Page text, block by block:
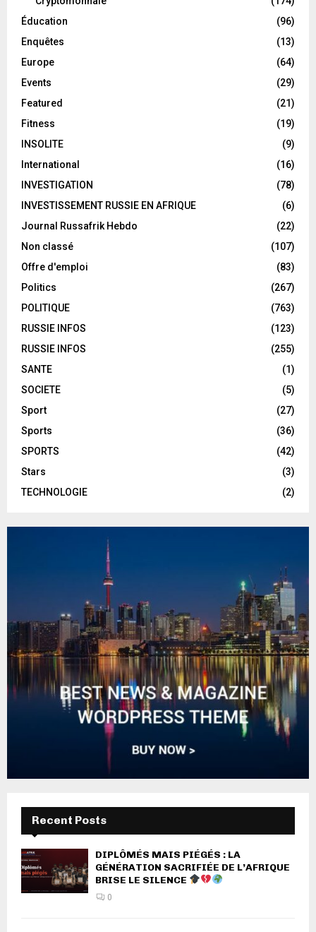
Éducation
(96)
Enquêtes
(13)
Europe
(64)
Events
(29)
Featured
(21)
Fitness
(19)
INSOLITE
(9)
International
(16)
INVESTIGATION
(78)
INVESTISSEMENT RUSSIE EN AFRIQUE
(6)
Journal Russafrik Hebdo
(22)
Non classé
(107)
Offre d'emploi
(83)
Politics
(267)
POLITIQUE
(763)
RUSSIE INFOS
(123)
RUSSIE INFOS
(255)
SANTE
(1)
SOCIETE
(5)
Sport
(27)
Sports
(36)
SPORTS
(42)
Stars
(3)
TECHNOLOGIE
(2)
Recent Posts
DIPLÔMÉS MAIS PIÉGÉS : LA
GÉNÉRATION SACRIFIÉE DE L’AFRIQUE
BRISE LE SILENCE
0